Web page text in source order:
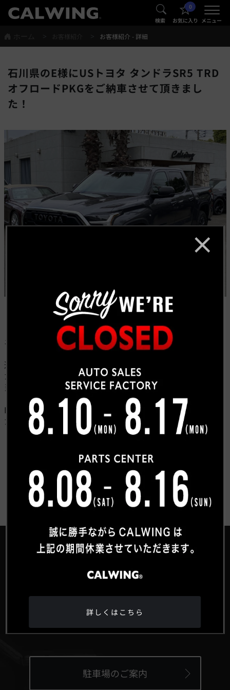
® 検索
0
お気に入り メニュー
®
お客様紹介 - 詳細
石川県のE様にUSトヨタ タンドラSR5 TRD
オフロードPKGをご納車させて頂きまし
た！
ネットを見てご連絡いただき、車を見ずに購入を決めて
くださいました。
追加でTRD pro用のフロントグリルをご用命頂きまし
た。
当初は石川にお持ちさせて頂く予定でしたが、「せっか
くなら！」と弊社に取りにお越しくださいました。
E様、この度は弊社を御用命頂き誠に有難う御座いまし
た。今後とも宜しくお願い致します。
お客様紹介一覧にもどる
HEAD OFFICE
〒359-0027 埼玉県所沢市松郷342-6
駐車場のご案内
詳しくはこちら